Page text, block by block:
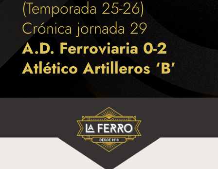
(Temporada 25-26)
Crónica jornada 29
A.D. Ferroviaria 0-2
Atlético Artilleros ‘B’